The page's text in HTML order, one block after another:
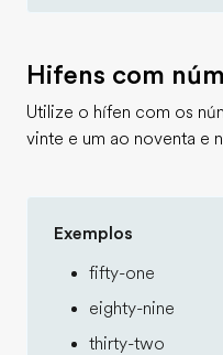
Hifens com
Utilize o hífen com os
vinte e um ao noventa e
Exemplos
fifty-one
eighty-nine
thirty-two